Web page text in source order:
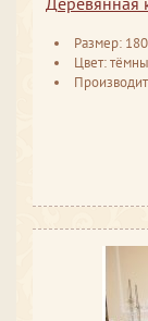
Размер:
Цвет: